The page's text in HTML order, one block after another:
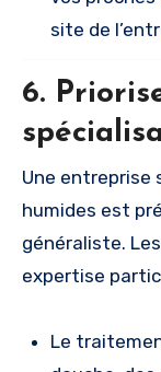
site de
6.
Une entreprise
humides est
généraliste.
expertise
Le